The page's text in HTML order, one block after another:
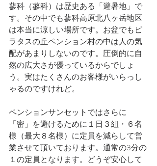
蓼科（蓼科）は歴史ある「避暑地」で
す。その中でも蓼科高原北八ヶ岳地区
は本当に涼しい場所です。お盆でもピ
ラタスの丘ペンション村の中は人の気
配があまりしないのです。圧倒的に自
然の広大さが優っているからでしょ
う。実はたくさんのお客様がいらっし
ゃるのですけれど。
ペンションサンセットではさらに
「密」を避けるために１日３組・６名
様（最大８名様）に定員を減らして営
業させて頂いております。通常の3分の
１の定員となります。どうぞ安心して